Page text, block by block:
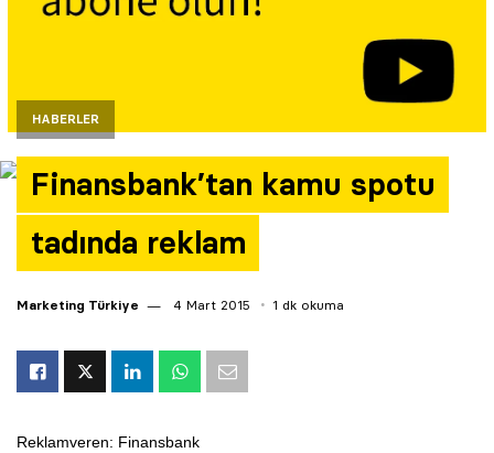
HABERLER
Finansbank’tan kamu spotu
tadında reklam
Marketing Türkiye 4 Mart 2015 1 dk okuma
Reklamveren: Finansbank
Yazarlar
Araştırma